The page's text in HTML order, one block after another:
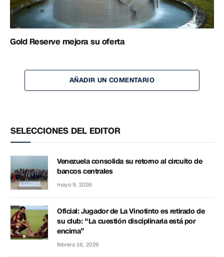
Gold Reserve mejora su oferta
AÑADIR UN COMENTARIO
SELECCIONES DEL EDITOR
Venezuela consolida su retorno al circuito de
bancos centrales
mayo 9, 2026
Oficial: Jugador de La Vinotinto es retirado de
su club: “La cuestión disciplinaria está por
encima”
febrero 16, 2026